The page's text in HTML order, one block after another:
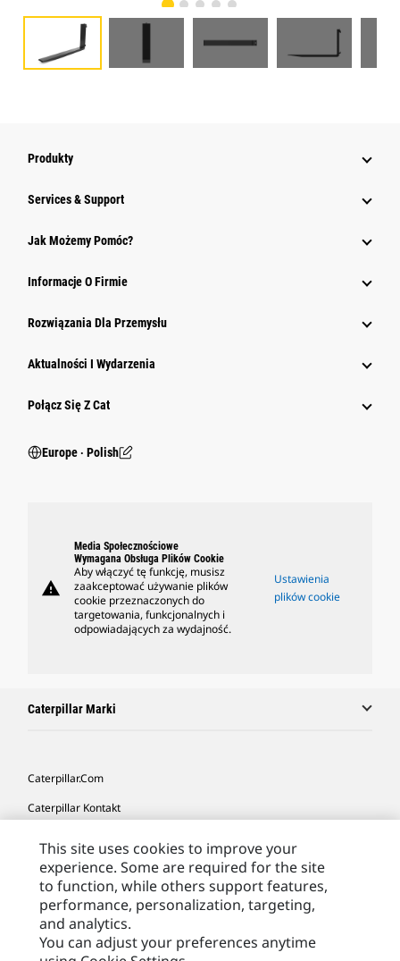
Produkty
Services & Support
Jak Możemy Pomóc?
Informacje O Firmie
Rozwiązania Dla Przemysłu
Aktualności I Wydarzenia
Połącz Się Z Cat
Europe ‧ Polish
warning
Media Społecznościowe
Wymagana Obsługa Plików Cookie
Aby włączyć tę funkcję, musisz
zaakceptować używanie plików
cookie przeznaczonych do
targetowania, funkcjonalnych i
odpowiadających za wydajność.
Ustawienia
plików cookie
Caterpillar Marki
Caterpillar.com
Caterpillar Kontakt
Moje Preferencje Marketingowe
Site Map
Cookie Settings
Legal
This site uses cookies to improve your
experience. Some are required for the site
to function, while others support features,
performance, personalization, targeting,
and analytics.
You can adjust your preferences anytime